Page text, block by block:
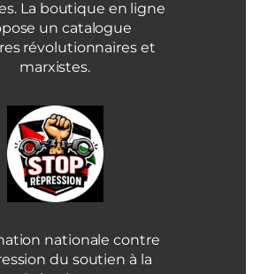
La boutique en ligne
un catalogue
révolutionnaires et
marxistes.
nationale contre
du soutien à la